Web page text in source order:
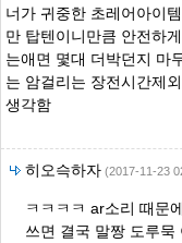
너가 귀중한 초레어아이
만 탑텐이니만큼 안전하
는애면 몇대 더박던지 마
는 암걸리는 장전시간제
생각함
히오슥하자 (2017-11-23
ㅋㅋㅋㅋ ar소리 때문
쓰면 결국 말짱 도루묵